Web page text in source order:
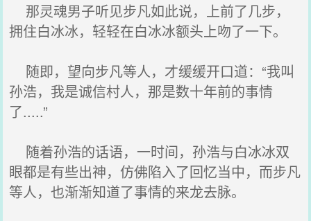
那灵魂男子听见步凡如此说，上前了几步，
拥住白冰冰，轻轻在白冰冰额头上吻了一下。
随即，望向步凡等人，才缓缓开口道：“我叫
孙浩，我是诚信村人，那是数十年前的事情
了.....”
随着孙浩的话语，一时间，孙浩与白冰冰双
眼都是有些出神，仿佛陷入了回忆当中，而步凡
等人，也渐渐知道了事情的来龙去脉。